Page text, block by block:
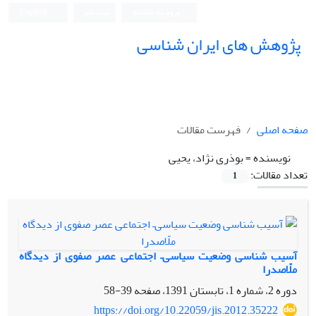
پژوهش های ایران شناسی
صفحه اصلی
فهرست مقالات
نویسنده =بوذری نژاد، یحیی
تعداد مقالات:
1
آسیب شناسی وضعیت سیاسی– اجتماعی عصر صفوی از دیدگاه
ملّاصدرا
دوره 2، شماره 1، تابستان 1391، صفحه
39-58
https://doi.org/10.22059/jis.2012.35222